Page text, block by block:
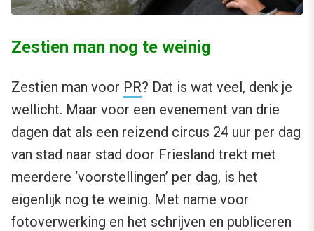
Zestien man nog te weinig
Zestien man voor PR? Dat is wat veel, denk je
wellicht. Maar voor een evenement van drie
dagen dat als een reizend circus 24 uur per dag
van stad naar stad door Friesland trekt met
meerdere ‘voorstellingen’ per dag, is het
eigenlijk nog te weinig. Met name voor
fotoverwerking en het schrijven en publiceren